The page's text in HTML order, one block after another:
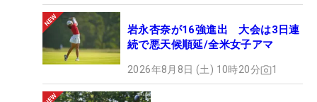
岩永杏奈が16強進出 大会は3日連
続で悪天候順延/全米女子アマ
2026年8月8日 (土) 10時20分 1